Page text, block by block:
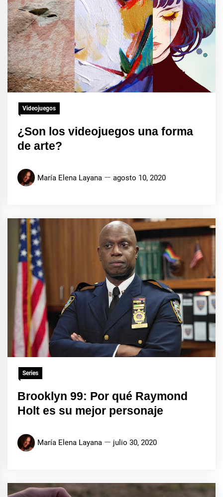
Videojuegos
¿Son los videojuegos una forma
de arte?
María Elena Layana agosto 10, 2020
Series
Brooklyn 99: Por qué Raymond
Holt es su mejor personaje
María Elena Layana julio 30, 2020